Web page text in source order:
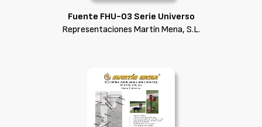
Fuente FHU-03 Serie Universo
Representaciones Martín Mena, S.L.